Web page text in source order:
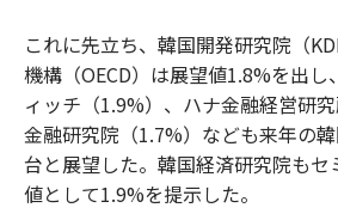
これに先立ち、韓国開発研究院（
機構（OECD）は展望値1.8%を出し
ィッチ（1.9%）、ハナ金融経営研
金融研究院（1.7%）なども来年の
台と展望した。韓国経済研究院もセ
値として1.9%を提示した。